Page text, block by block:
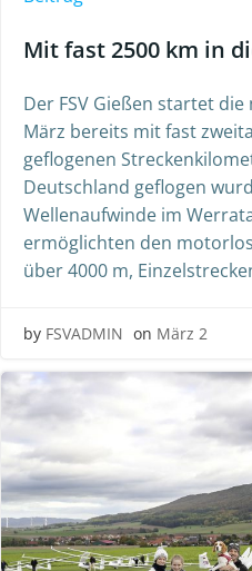
Mit fast 2500 km in
Der FSV Gießen startet
März bereits mit fast
geflogenen
Deutschland geflogen
Wellenaufwinde im
ermöglichten den
über 4000 m,
by FSVADMIN on März 2